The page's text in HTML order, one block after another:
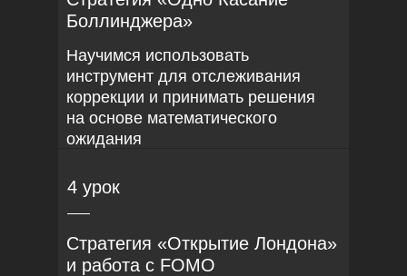
Научимся использовать
инструмент для отслеживания
коррекции и принимать решения
на основе математического
ожидания
4 урок
Боллинджера»
Стратегия «Открытие Лондона»
и работа с FOMO